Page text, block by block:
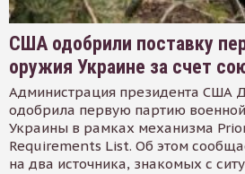
США одобрили поставку
оружия Украине за счет
Администрация президента США
одобрила первую партию
Украины в рамках механизма
Requirements List. Об этом
на два источника, знакомых с